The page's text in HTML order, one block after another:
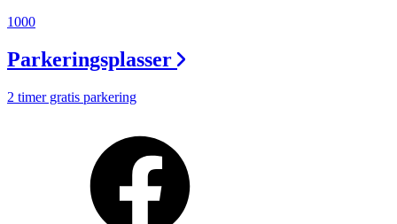
1000
Parkeringsplasser
2 timer gratis parkering